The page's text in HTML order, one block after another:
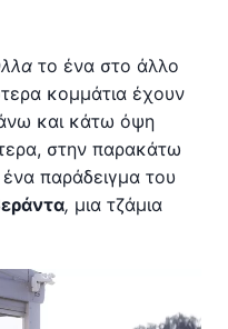
το ένα στο άλλο
κομμάτια έχουν
και κάτω όψη
στην παρακάτω
ένα παράδειγμα του
, μια τζάμια